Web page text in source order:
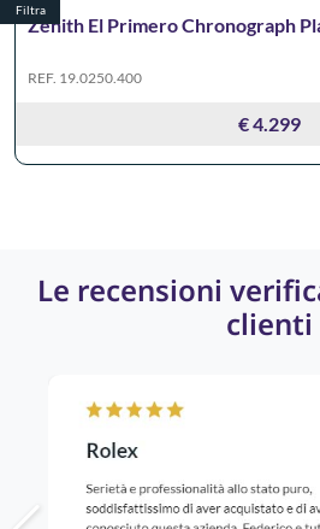
Zenith El Primero Chronograph
REF. 19.0250.400
€ 4.299
Le recensioni
clienti
Filtra